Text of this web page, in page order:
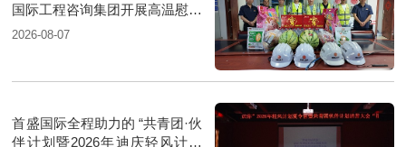
国际工程咨询集团开展高温慰问
活动
2026-08-07
首盛国际全程助力的 “共青团·伙
伴计划暨2026年迪庆轻风计划